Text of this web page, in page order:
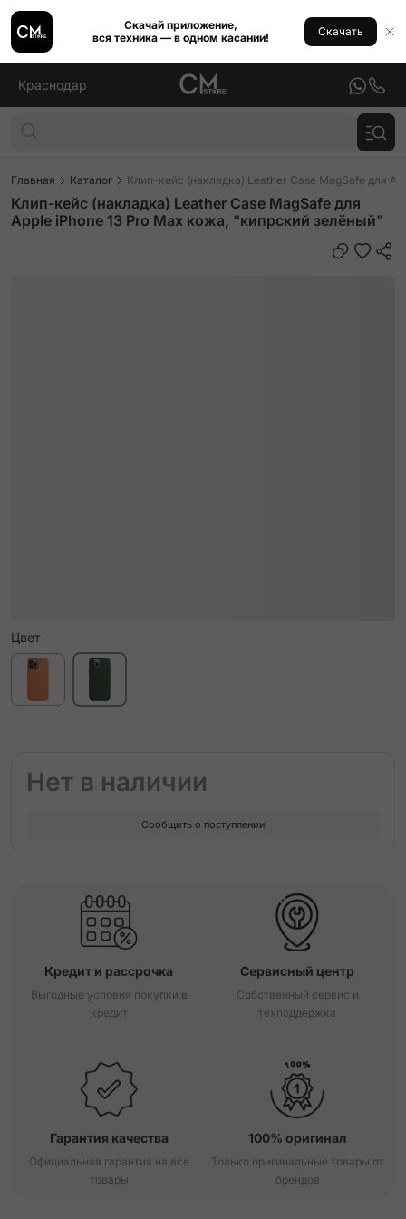
Скачай приложение,
вся техника — в одном касании!
Скачать
Краснодар
Главная Каталог Клип-кейс (накладка) Leather Case MagSafe для
Клип-кейс (накладка) Leather Case MagSafe для
Apple iPhone 13 Pro Max кожа, "кипрский зелёный"
Цвет
Нет в наличии
Сообщить о поступлении
Кредит и рассрочка
Выгодные условия покупки в
кредит
Сервисный центр
Собственный сервис и
техподдержка
Гарантия качества
Официальная гарантия на все
товары
100% оригинал
Только оригинальные товары от
брендов